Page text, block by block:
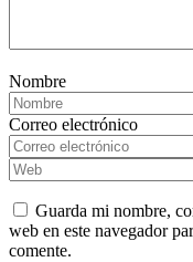
Nombre
Correo electrónico
Guarda mi nombre,
web en este navegador
comente.